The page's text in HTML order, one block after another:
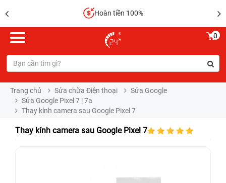
Hoàn tiền 100%
0
Trang chủ Sửa chữa Điện thoại
Sửa Google
Sửa Google Pixel 7 | 7a
Thay kính camera sau Google Pixel 7
Thay kính camera sau Google Pixel 7